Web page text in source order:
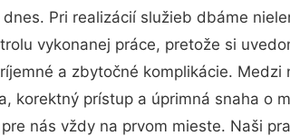
Pri realizácií služieb dbáme
vykonanej práce, pretože si
a zbytočné komplikácie.
korektný prístup a úprimná snaha o
nás vždy na prvom mieste. Naši